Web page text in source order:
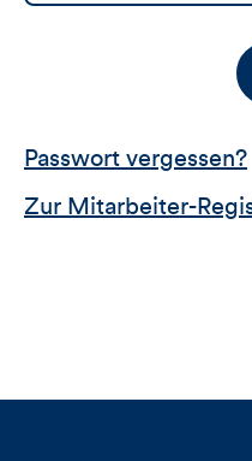
Passwort vergessen?
Zur Mitarbeiter-